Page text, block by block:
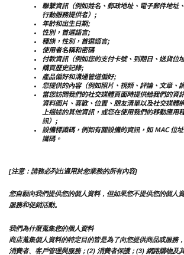
聯繫資訊（例如姓名、郵政地址、電子郵件地址
行動服務提供者）;
年齡和出生日期;
性別，首選語言;
種族，性別，首選語言;
使用者名稱和密碼
付款資訊（例如您的支付卡號、到期日、送貨位
購買歷史記錄;
產品偏好和溝通管道偏好;
您提供的內容（例如照片、視頻、評論、文章、
當您訪問我們的社交媒體頁面時提供給我們的資
資料圖片、喜歡、位置、朋友清單以及社交媒體
上描述的其他資訊，或您在使用我們的移動應用
訊）;
設備標識碼，例如有關設備的資訊，如 MAC 位
識碼。
[注意：請務必列出適用於您業務的所有內容]
您自願向我們提供您的個人資料，但如果您不提供您的個人
服務和促銷活動。
我們為什麼蒐集您的個人資料
商店蒐集個人資料的特定目的皆是為了向您提供商品或服務
消費者、客戶管理與服務；(2) 消費者保護；(3) 網路購物及